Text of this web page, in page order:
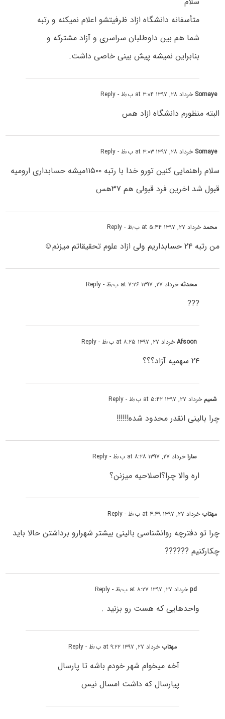
متأسفانه دانشگاه ازاد ظرفیتشو اعلام نمیکنه و رتبه
شما هم بین داوطلبان سراسری و آزاد مشترکه و
بنابراین نمیشه پیش بینی خاصی داشت.
Somaye خرداد ۲۸, ۱۳۹۷ at ۳:۰۴ ب٫ظ - Reply
البته منظورم دانشگاه ازاد هس
Somaye خرداد ۲۸, ۱۳۹۷ at ۳:۰۳ ب٫ظ - Reply
سلام راهنمایی کنین تورو خدا با رتبه ۱۱۵۰۰میشه حسابداری ارومیه
قبول شد اخرین فرد قبولی هم ۳۷هس
محمدخرداد ۲۷, ۱۳۹۷ at ۵:۴۴ ب٫ظ - Reply
من رتبه ۲۴ حسابداریم ولی ازاد علوم تحقیقاتم میزنم☺️
محدثهخرداد ۲۷, ۱۳۹۷ at ۷:۲۶ ب٫ظ - Reply
???
Afsoonخرداد ۲۷, ۱۳۹۷ at ۸:۲۵ ب٫ظ - Reply
۲۴ سهمیه آزاد؟؟؟
شمیم خرداد ۲۷, ۱۳۹۷ at ۵:۴۲ ب٫ظ - Reply
چرا بالینی انقدر محدود شده!!!!!!
ساراخرداد ۲۷, ۱۳۹۷ at ۸:۲۸ ب٫ظ - Reply
اره والا چرا؟اصلاحیه میزنن؟
مهتاب خرداد ۲۷, ۱۳۹۷ at ۴:۴۹ ب٫ظ - Reply
چرا تو دفترچه روانشناسی بالینی بیشتر شهرارو برداشتن حالا باید
چکارکنیم ??????
pdخرداد ۲۷, ۱۳۹۷ at ۸:۲۷ ب٫ظ - Reply
واحدهایی که هست رو بزنید .
مهتاب خرداد ۲۷, ۱۳۹۷ at ۹:۲۲ ب٫ظ - Reply
آخه میخوام شهر خودم باشه تا پارسال
پیارسال که داشت امسال نیس